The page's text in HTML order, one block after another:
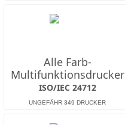
Alle Farb-
Multifunktions­drucker
ISO/IEC 24712